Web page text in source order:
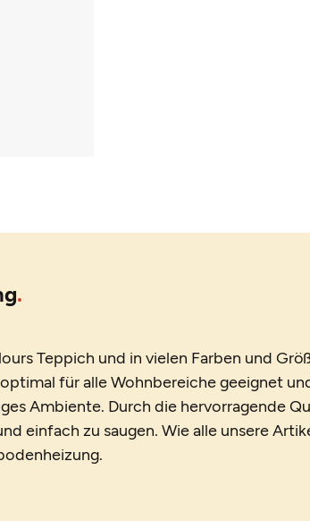
Teppich und in vielen Farben und
für alle Wohnbereiche geeignet
Ambiente. Durch die hervorragende
einfach zu saugen. Wie alle unsere